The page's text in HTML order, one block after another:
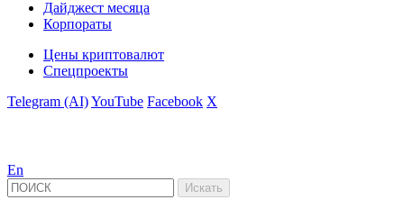
Дайджест месяца
Корпораты
Цены криптовалют
Спецпроекты
Telegram (AI)YouTube Facebook X
En